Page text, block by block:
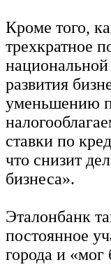
Кроме того,
трехкратное
развития
уменьшению
ставки по
что снизит
бизнеса».
Эталонбанк
постоянное
города и «мог